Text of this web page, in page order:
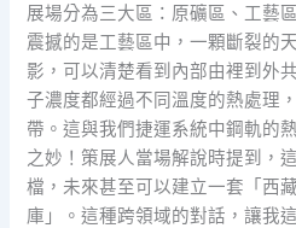
展場分為三大區：原礦區、工藝
震撼的是工藝區中，一顆斷裂
影，可以清楚看到內部由裡到外
子濃度都經過不同溫度的熱處理
帶。這與我們捷運系統中鋼軌的
之妙！策展人當場解說時提到，
檔，未來甚至可以建立一套「西
庫」。這種跨領域的對話，讓我